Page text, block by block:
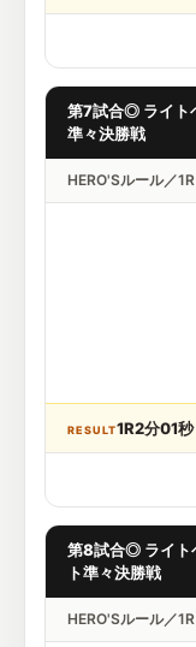
第7試合◎ ライト
準々決勝戦
HERO'Sルール／
RESULT1R2分01
第8試合◎ ライト
ト準々決勝戦
HERO'Sルール／